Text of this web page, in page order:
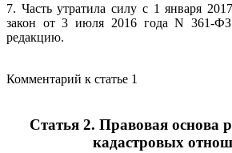
7. Часть утратила силу с 1 января
закон от 3 июля 2016 года N 361-
редакцию.
Комментарий к статье 1
Статья 2. Правовая основа
кадастровых